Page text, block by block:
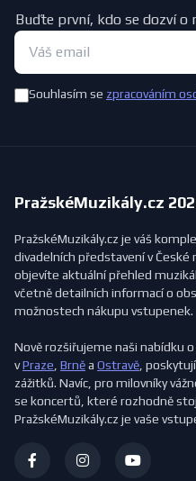
Buďte první, kdo se dozví o
Souhlasím se zpracováním
PražskéMuzikály.cz
PražskéMuzikály.cz je váš
divadelních představení v
objevíte aktuální přehled
včetně detailních informací o
možnostech nákupu vstupenek.
Nově rozšiřujeme naši nabídku
vPraze Brněa Ostravě ,
zážitků. Navíc, pro milovníky
se koncertů, které rozhodně
PražskéMuzikály.cz je vaše